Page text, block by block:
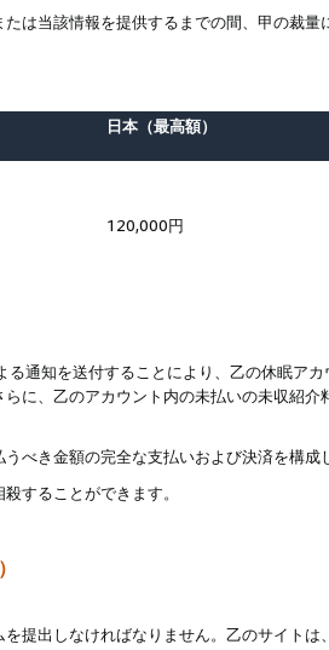
は当該情報を提供するまでの間、甲の裁量
日本（最高額）
120,000円
通知を送付することにより、乙の休眠アカ
に、乙のアカウント内の未払いの未収紹介
べき金額の完全な支払いおよび決済を構成
することができます。
提出しなければなりません。乙のサイトは